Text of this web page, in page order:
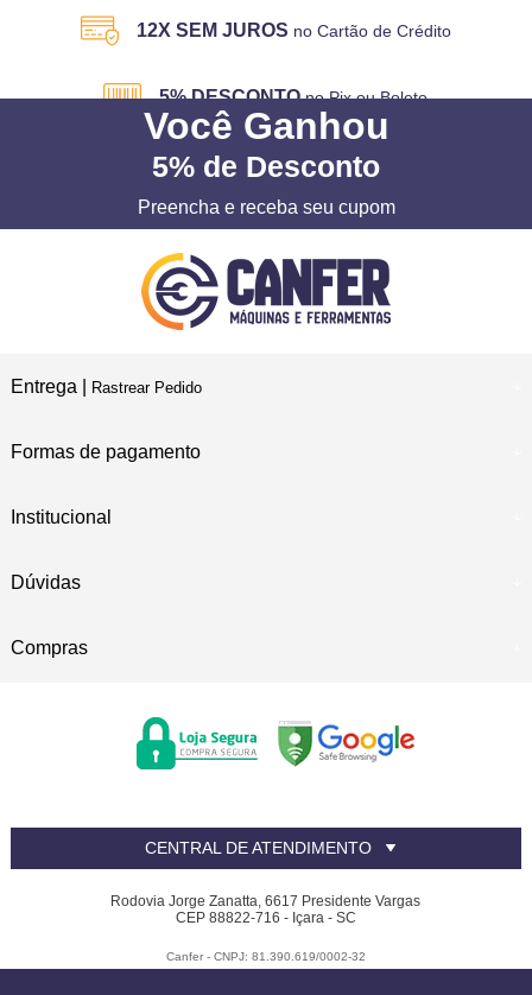
12X SEM JUROS no Cartão de Crédito
5% DESCONTO no Pix ou Boleto
Você Ganhou
5% de Desconto
Preencha e receba seu cupom
Entrega | Rastrear Pedido
Formas de pagamento
Institucional
Dúvidas
Compras
CENTRAL DE ATENDIMENTO
Rodovia Jorge Zanatta, 6617 Presidente Vargas
CEP 88822-716 - Içara - SC
Canfer - CNPJ: 81.390.619/0002-32